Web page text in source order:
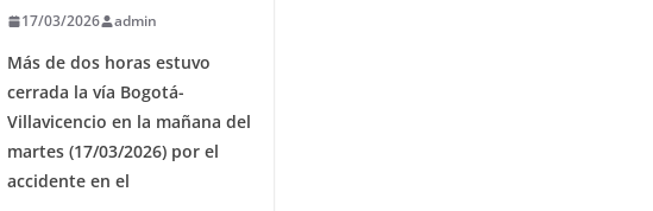
17/03/2026 admin
Más de dos horas estuvo
cerrada la vía Bogotá-
Villavicencio en la mañana del
martes (17/03/2026) por el
accidente en el